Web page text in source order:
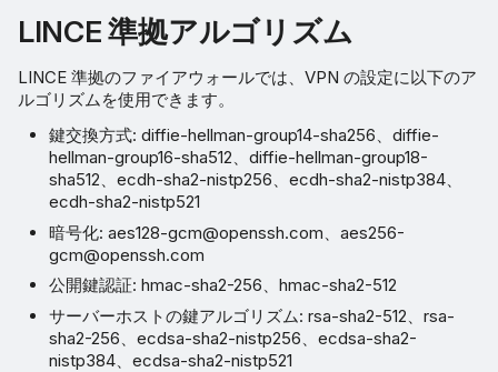
LINCE 準拠アルゴリズム
LINCE 準拠のファイアウォールでは、VPN の設定に以下のア
ルゴリズムを使用できます。
鍵交換方式: diffie-hellman-group14-sha256、diffie-
hellman-group16-sha512、diffie-hellman-group18-
sha512、ecdh-sha2-nistp256、ecdh-sha2-nistp384、
ecdh-sha2-nistp521
暗号化: aes128-gcm@openssh.com、aes256-
gcm@openssh.com
公開鍵認証: hmac-sha2-256、hmac-sha2-512
サーバーホストの鍵アルゴリズム: rsa-sha2-512、rsa-
sha2-256、ecdsa-sha2-nistp256、ecdsa-sha2-
nistp384、ecdsa-sha2-nistp521